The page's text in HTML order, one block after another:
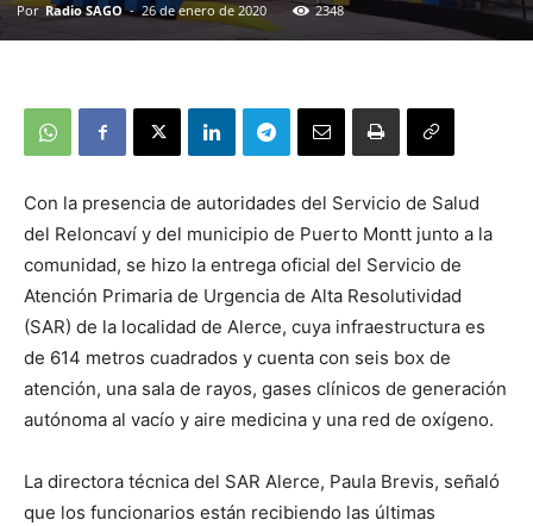
Por Radio SAGO - 26 de enero de 2020 2348
Con la presencia de autoridades del Servicio de Salud
del Reloncaví y del municipio de Puerto Montt junto a la
comunidad, se hizo la entrega oficial del Servicio de
Atención Primaria de Urgencia de Alta Resolutividad
(SAR) de la localidad de Alerce, cuya infraestructura es
de 614 metros cuadrados y cuenta con seis box de
atención, una sala de rayos, gases clínicos de generación
autónoma al vacío y aire medicina y una red de oxígeno.
La directora técnica del SAR Alerce, Paula Brevis, señaló
que los funcionarios están recibiendo las últimas